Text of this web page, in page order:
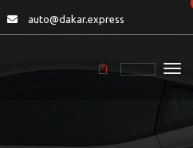
auto@dakar.express